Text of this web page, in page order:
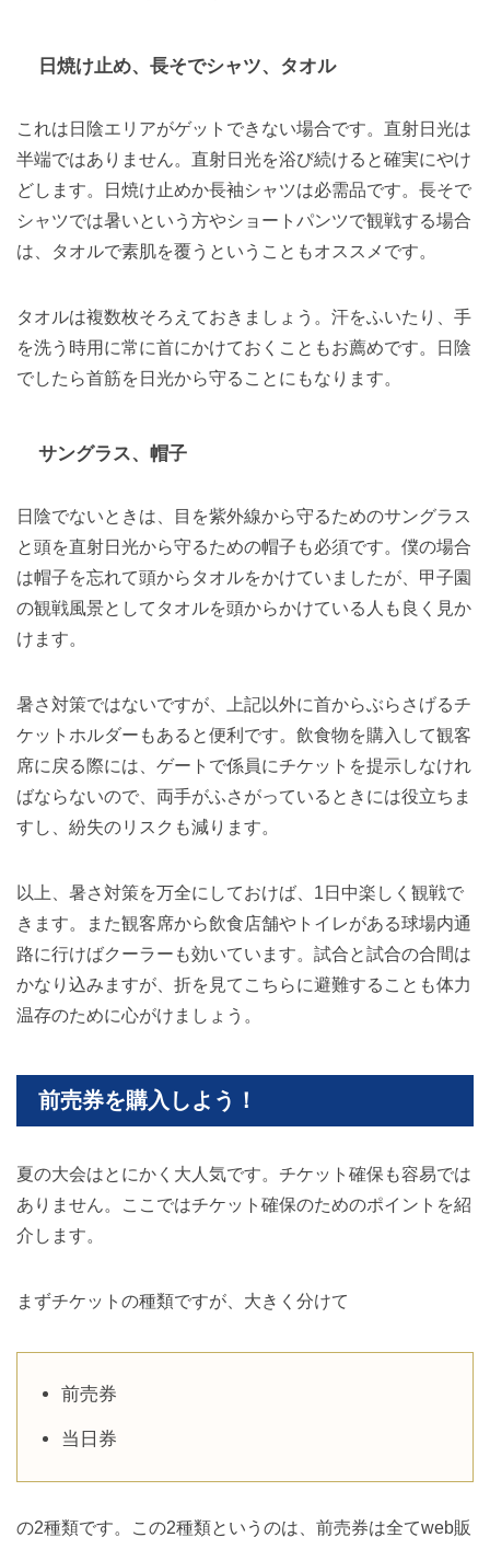
日焼け止め、長そでシャツ、タオル
これは日陰エリアがゲットできない場合です。直射日光は
半端ではありません。直射日光を浴び続けると確実にやけ
どします。日焼け止めか長袖シャツは必需品です。長そで
シャツでは暑いという方やショートパンツで観戦する場合
は、タオルで素肌を覆うということもオススメです。
タオルは複数枚そろえておきましょう。汗をふいたり、手
を洗う時用に常に首にかけておくこともお薦めです。日陰
でしたら首筋を日光から守ることにもなります。
サングラス、帽子
日陰でないときは、目を紫外線から守るためのサングラス
と頭を直射日光から守るための帽子も必須です。僕の場合
は帽子を忘れて頭からタオルをかけていましたが、甲子園
の観戦風景としてタオルを頭からかけている人も良く見か
けます。
暑さ対策ではないですが、上記以外に首からぶらさげるチ
ケットホルダーもあると便利です。飲食物を購入して観客
席に戻る際には、ゲートで係員にチケットを提示しなけれ
ばならないので、両手がふさがっているときには役立ちま
すし、紛失のリスクも減ります。
以上、暑さ対策を万全にしておけば、1日中楽しく観戦で
きます。また観客席から飲食店舗やトイレがある球場内通
路に行けばクーラーも効いています。試合と試合の合間は
かなり込みますが、折を見てこちらに避難することも体力
温存のために心がけましょう。
前売券を購入しよう！
夏の大会はとにかく大人気です。チケット確保も容易では
ありません。ここではチケット確保のためのポイントを紹
介します。
まずチケットの種類ですが、大きく分けて
前売券
当日券
の2種類です。この2種類というのは、前売券は全てweb販